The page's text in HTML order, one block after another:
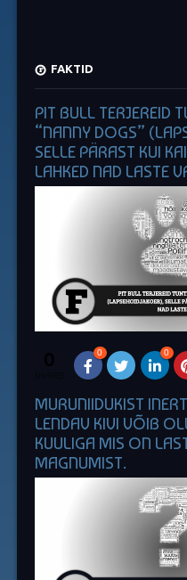
FAKTID
PIT BULL TERJEREID
“NANNY DOGS”
SELLE PÄRAST KUI
LAHKED NAD LASTE
0 0 0
MURUNIIDUKIST
LENDAV KIVI VÕIB
KUULIGA MIS ON
MAGNUMIST.